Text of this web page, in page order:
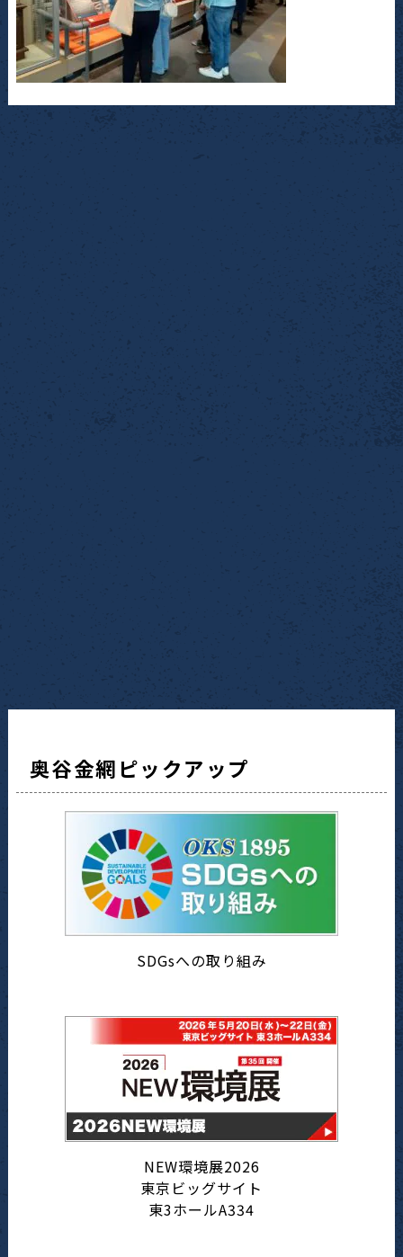
奥谷金網ピックアップ
SDGsへの取り組み
NEW環境展2026
東京ビッグサイト
東3ホールA334